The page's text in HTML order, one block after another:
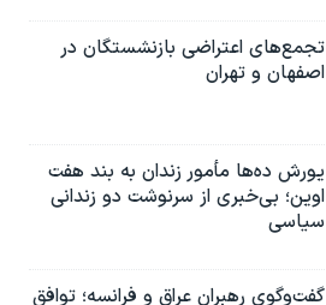
تجمع‌های اعتراضی بازنشستگان در
اصفهان و تهران
یورش ده‌ها مأمور زندان به بند هفت
اوین؛ بی‌خبری از سرنوشت دو زندانی
سیاسی
گفت‌وگوی رهبران عراق و فرانسه؛ توافق